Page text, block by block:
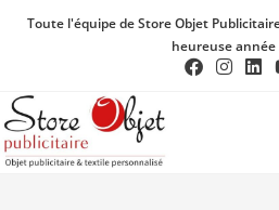
Toute l'équipe de Store Objet
heureuse année